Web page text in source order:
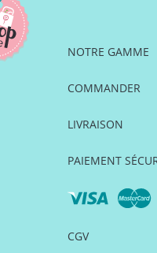
NOTRE GAMME
COMMANDER
LIVRAISON
PAIEMENT
CGV